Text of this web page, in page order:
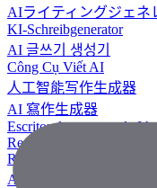
AIライティングジェネ
KI-Schreibgenerator
AI 글쓰기 생성기
Công Cụ Viết AI
人工智能写作生成器
AI 寫作生成器
Escritor de ensayos de IA
Redator de ensaios com IA
Rédacteur d'essais IA
AIエッセイライター